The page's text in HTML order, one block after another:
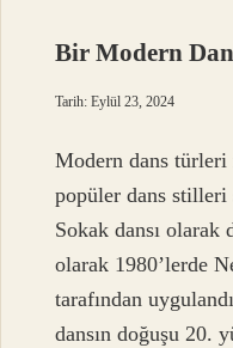
Bir Modern
Tarih: Eylül 23, 2024
Modern dans
popüler dans stilleri
Sokak dansı
olarak 1980’lerde
tarafından
dansın doğuşu 20.